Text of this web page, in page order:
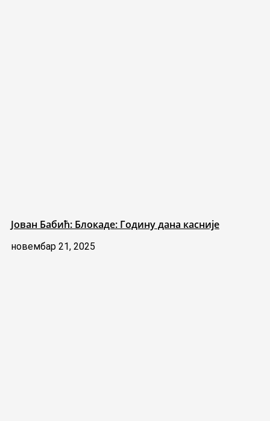
Јован Бабић: Блокаде: Годину дана касније
новембар 21, 2025